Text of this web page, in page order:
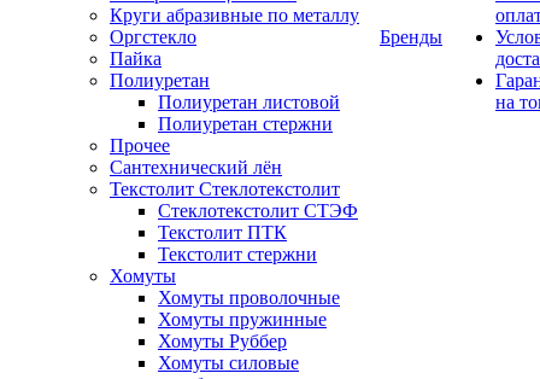
Круги абразивные по металлу
Оргстекло
Пайка
Полиуретан
Полиуретан листовой
Полиуретан стержни
Прочее
Сантехнический лён
Текстолит Стеклотекстолит
Стеклотекстолит СТЭФ
Текстолит ПТК
Текстолит стержни
Хомуты
Хомуты проволочные
Хомуты пружинные
Хомуты Руббер
Хомуты силовые
Бренды
на